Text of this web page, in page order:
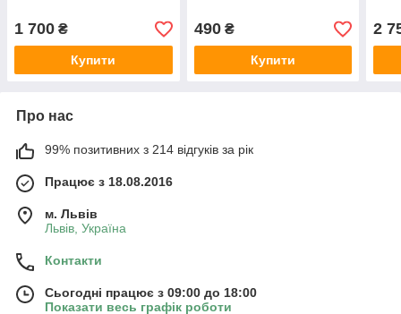
1 700 ₴
Купити
490₴
Купити
2
Про нас
99% позитивних з 214 відгуків за рік
Працює з 18.08.2016
м. Львів
Львів, Україна
Контакти
Сьогодні працює з 09:00 до 18:00
Показати весь графік роботи